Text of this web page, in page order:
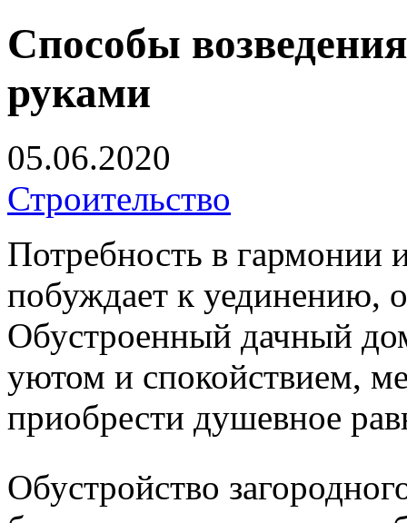
Способы
руками
05.06.2020
Строительство
Потребность в гармонии
побуждает к уединению,
Обустроенный дачный
уютом и спокойствием,
приобрести душевное
Обустройство